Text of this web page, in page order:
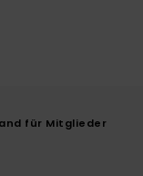
für Mitglieder